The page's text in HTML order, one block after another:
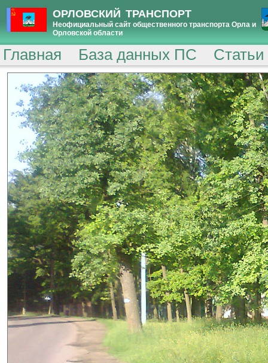
ОРЛОВСКИЙ ТРАНСПОРТ
Неофициальный сайт общественного транспорта Орла и
Орловской области
Главная База данных ПС